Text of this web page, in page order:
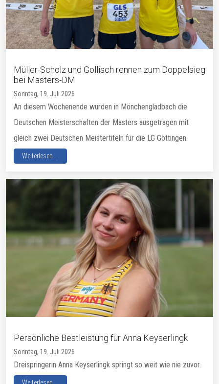
Müller-Scholz und Gollisch rennen zum Doppelsieg
bei Masters-DM
Sonntag, 19. Juli 2026
An diesem Wochenende wurden in Mönchengladbach die
Deutschen Meisterschaften der Masters ausgetragen mit
gleich zwei Deutschen Meistertiteln für die LG Göttingen.
Weiterlesen ...
Persönliche Bestleistung für Anna Keyserlingk
Sonntag, 19. Juli 2026
Dreispringerin Anna Keyserlingk springt so weit wie nie zuvor.
Weiterlesen ...